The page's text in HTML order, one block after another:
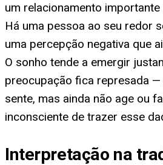
um relacionamento
Há uma pessoa ao seu redor
uma percepção negativa que
O sonho tende a emergir
preocupação fica represada —
sente, mas ainda não age ou
inconsciente de trazer esse
Interpretação na